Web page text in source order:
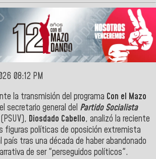
08:12 PM
la transmisión del programa Con el Mazo
secretario general del Partido Socialista
Diosdado Cabello, analizó la reciente
figuras políticas de oposición extremista
país tras una década de haber abandonado
de ser "perseguidos políticos".